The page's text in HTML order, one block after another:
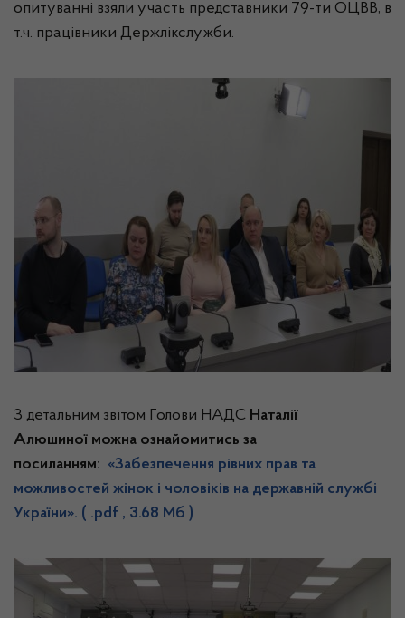
опитуванні взяли участь представники 79-ти ОЦВВ, в
т.ч. працівники Держлікслужби.
З детальним звітом Голови НАДС Наталії
Алюшиної можна ознайомитись за
посиланням: «Забезпечення рівних прав та
можливостей жінок і чоловіків на державній службі
України». ( .pdf , 3.68 Мб )